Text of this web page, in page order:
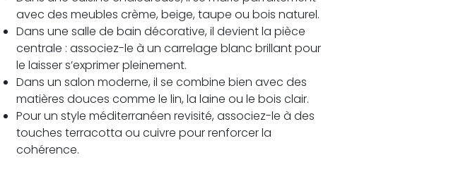
avec des meubles crème, beige, taupe ou bois naturel.
Dans une salle de bain décorative, il devient la pièce
centrale : associez-le à un carrelage blanc brillant pour
le laisser s’exprimer pleinement.
Dans un salon moderne, il se combine bien avec des
matières douces comme le lin, la laine ou le bois clair.
Pour un style méditerranéen revisité, associez-le à des
touches terracotta ou cuivre pour renforcer la
cohérence.